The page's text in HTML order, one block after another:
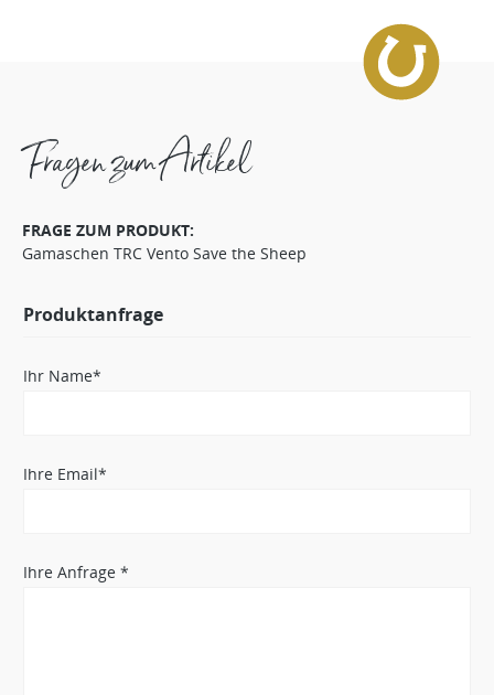
Fragen zum Artikel
FRAGE ZUM PRODUKT:
Gamaschen TRC Vento Save the Sheep
Produktanfrage
Ihr Name*
Ihre Email*
Ihre Anfrage *